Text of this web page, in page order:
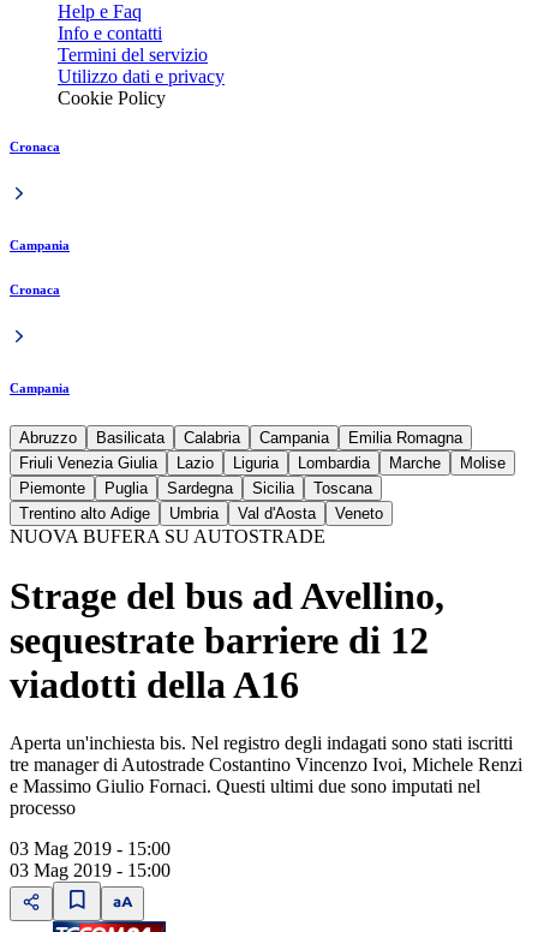
Help e Faq
Info e contatti
Termini del servizio
Utilizzo dati e privacy
Cookie Policy
Cronaca
Campania
Cronaca
Campania
Abruzzo Basilicata Calabria Campania
Emilia Romagna
Friuli Venezia Giulia
Lazio Liguria Lombardia Marche
Molise
Piemonte
Puglia Sardegna Sicilia
Toscana
Trentino alto Adige
Umbria Val d'Aosta Veneto
NUOVA BUFERA SU AUTOSTRADE
Strage del bus ad Avellino,
sequestrate barriere di 12
viadotti della A16
Aperta un'inchiesta bis. Nel registro degli indagati sono stati iscritti
tre manager di Autostrade Costantino Vincenzo Ivoi, Michele Renzi
e Massimo Giulio Fornaci. Questi ultimi due sono imputati nel
processo
03 Mag 2019 - 15:00
03 Mag 2019 - 15:00